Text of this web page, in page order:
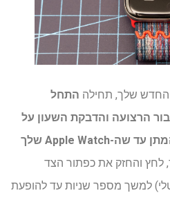
התחל
הרצועה והדבקת השעון על
המתן עד שה-Apple Watch שלך
והחזק את כפתור הצד
למשך מספר שניות עד להופעת